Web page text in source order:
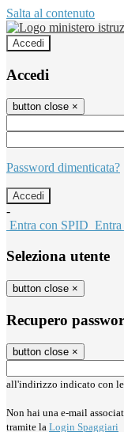
Salta al contenuto
Accedi
Accedi
button close ×
Password dimenticata?
-
Entra con SPID
Seleziona utente
button close ×
Recupero
button close ×
all'indirizzo indicato con
Non hai una e-mail
tramite la Login Spaggiari